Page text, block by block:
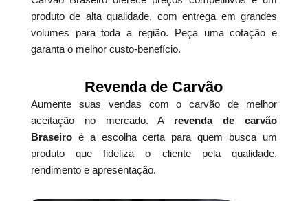
produto de alta qualidade, com entrega em grandes
volumes para toda a região. Peça uma cotação e
garanta o melhor custo-benefício.
Revenda de Carvão
Aumente suas vendas com o carvão de melhor
aceitação no mercado. A revenda de carvão
Braseiroé a escolha certa para quem busca um
produto que fideliza o cliente pela qualidade,
rendimento e apresentação.